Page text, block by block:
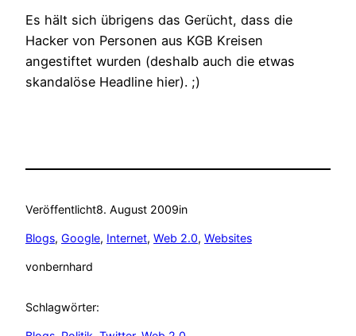
Es hält sich übrigens das Gerücht, dass die
Hacker von Personen aus KGB Kreisen
angestiftet wurden (deshalb auch die etwas
skandalöse Headline hier). ;)
Veröffentlicht8. August 2009in
Blogs, Google, Internet, Web 2.0, Websites
vonbernhard
Schlagwörter: